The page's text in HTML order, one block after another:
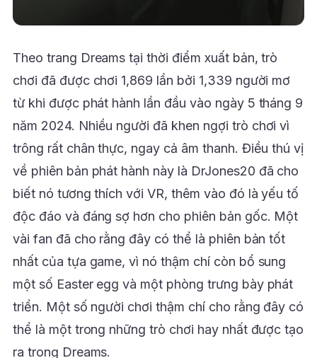
Theo trang Dreams tại thời điểm xuất bản, trò
chơi đã được chơi 1,869 lần bởi 1,339 người mơ
từ khi được phát hành lần đầu vào ngày 5 tháng 9
năm 2024. Nhiều người đã khen ngợi trò chơi vì
trông rất chân thực, ngay cả âm thanh. Điều thú vị
về phiên bản phát hành này là DrJones20 đã cho
biết nó tương thích với VR, thêm vào đó là yếu tố
độc đáo và đáng sợ hơn cho phiên bản gốc. Một
vài fan đã cho rằng đây có thể là phiên bản tốt
nhất của tựa game, vì nó thậm chí còn bổ sung
một số Easter egg và một phòng trưng bày phát
triển. Một số người chơi thậm chí cho rằng đây có
thể là một trong những trò chơi hay nhất được tạo
ra trong Dreams.